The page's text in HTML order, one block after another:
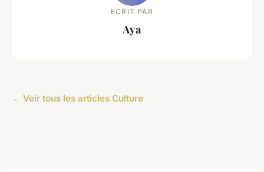
ECRIT PAR
Aya
← Voir tous les articles Culture